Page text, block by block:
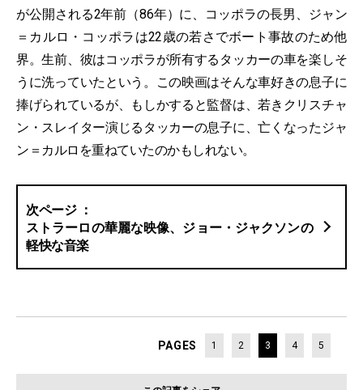
が公開される2年前（86年）に、コッポラの長男、ジャン
＝カルロ・コッポラは22歳の若さでボート事故のため他
界。生前、彼はコッポラが所有するタッカーの車を楽しそ
うに洗っていたという。この映画はそんな車好きの息子に
捧げられているが、もしかすると監督は、若きクリスチャ
ン・スレイター演じるタッカーの息子に、亡くなったジャ
ン＝カルロを重ねていたのかもしれない。
ストラーロの華麗な映像、ジョー・ジャクソンの
軽快な音楽
PAGES 1 2 3 4 5